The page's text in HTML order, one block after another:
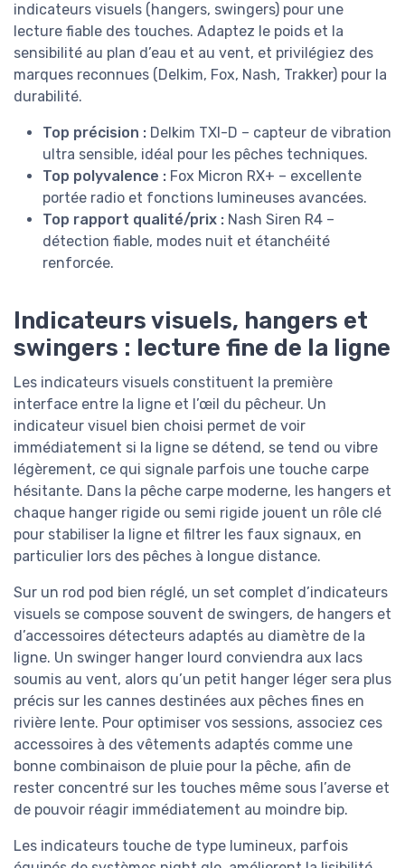
indicateurs visuels (hangers, swingers) pour une
lecture fiable des touches. Adaptez le poids et la
sensibilité au plan d’eau et au vent, et privilégiez des
marques reconnues (Delkim, Fox, Nash, Trakker) pour la
durabilité.
Top précision : Delkim TXI-D – capteur de vibration
ultra sensible, idéal pour les pêches techniques.
Top polyvalence : Fox Micron RX+ – excellente
portée radio et fonctions lumineuses avancées.
Top rapport qualité/prix : Nash Siren R4 –
détection fiable, modes nuit et étanchéité
renforcée.
Indicateurs visuels, hangers et
swingers : lecture fine de la ligne
Les indicateurs visuels constituent la première
interface entre la ligne et l’œil du pêcheur. Un
indicateur visuel bien choisi permet de voir
immédiatement si la ligne se détend, se tend ou vibre
légèrement, ce qui signale parfois une touche carpe
hésitante. Dans la pêche carpe moderne, les hangers et
chaque hanger rigide ou semi rigide jouent un rôle clé
pour stabiliser la ligne et filtrer les faux signaux, en
particulier lors des pêches à longue distance.
Sur un rod pod bien réglé, un set complet d’indicateurs
visuels se compose souvent de swingers, de hangers et
d’accessoires détecteurs adaptés au diamètre de la
ligne. Un swinger hanger lourd conviendra aux lacs
soumis au vent, alors qu’un petit hanger léger sera plus
précis sur les cannes destinées aux pêches fines en
rivière lente. Pour optimiser vos sessions, associez ces
accessoires à des vêtements adaptés comme une
bonne combinaison de pluie pour la pêche, afin de
rester concentré sur les touches même sous l’averse et
de pouvoir réagir immédiatement au moindre bip.
Les indicateurs touche de type lumineux, parfois